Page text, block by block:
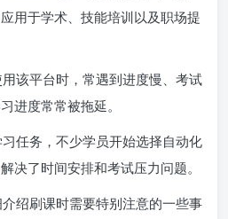
用于学术、技能培训以及职场提
该平台时，常遇到进度慢、考试
进度常常被拖延。
任务，不少学员开始选择自动化
决了时间安排和考试压力问题。
绍刷课时需要特别注意的一些事